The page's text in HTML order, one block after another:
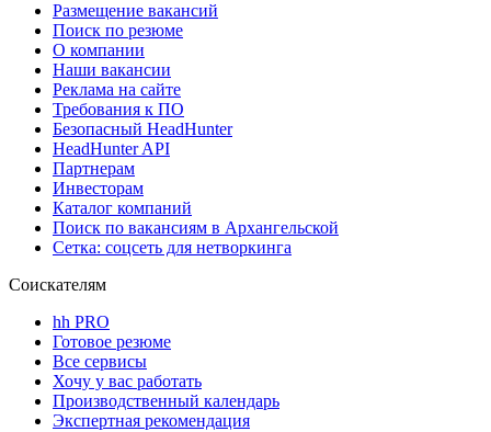
Размещение вакансий
Поиск по резюме
О компании
Наши вакансии
Реклама на сайте
Требования к ПО
Безопасный HeadHunter
HeadHunter API
Партнерам
Инвесторам
Каталог компаний
Поиск по вакансиям в Архангельской
Сетка: соцсеть для нетворкинга
Соискателям
hh PRO
Готовое резюме
Все сервисы
Хочу у вас работать
Производственный календарь
Экспертная рекомендация